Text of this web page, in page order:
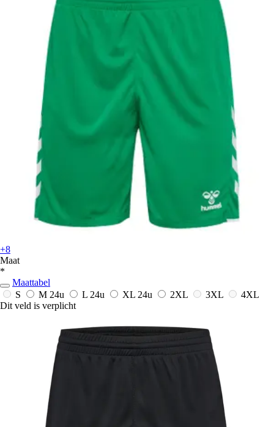
+8
Maat
*
Maattabel
S
M 24u L 24u XL 24u 2XL 3XL
4XL
Dit veld is verplicht